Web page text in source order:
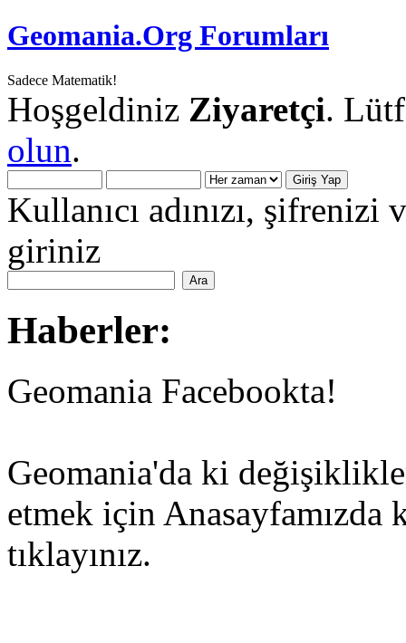
Geomania.Org Forumları
Sadece Matematik!
Hoşgeldiniz Ziyaretçi.
olun.
Kullanıcı adınızı,
giriniz
Haberler:
Geomania Facebookta!
Geomania'da ki
etmek için
tıklayınız.